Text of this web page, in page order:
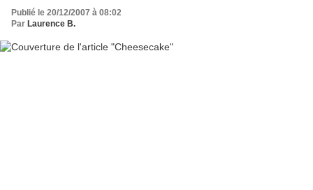
Publié le 20/12/2007 à 08:02
Par Laurence B.